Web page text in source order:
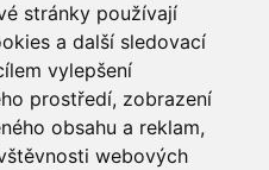
stránky používají
a další sledovací
vylepšení
prostředí, zobrazení
obsahu a reklam,
webových
Všechny časy jsou v
- CZ s.r.o.
Software © phpBB Limited
–phpBB.cz